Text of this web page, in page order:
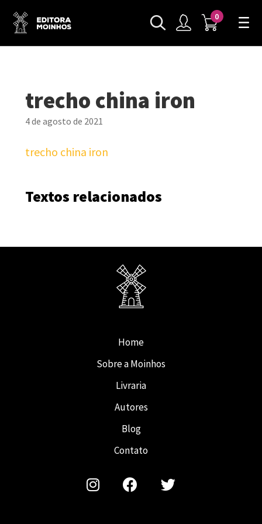
0
trecho china iron
4 de agosto de 2021
trecho china iron
Textos relacionados
Home
Sobre a Moinhos
Livraria
Autores
Blog
Contato